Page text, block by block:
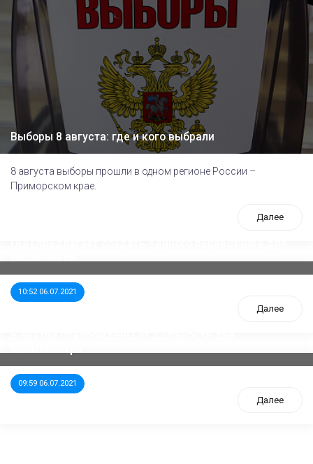
Выборы 8 августа: где и кого выбрали
8 августа выборы прошли в одном регионе России –
Приморском крае.
Далее
10:52 06.07.2021
Далее
09:59 06.07.2021
Далее